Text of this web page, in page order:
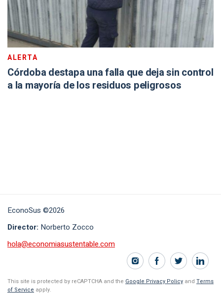
ALERTA
Córdoba destapa una falla que deja sin control
a la mayoría de los residuos peligrosos
EconoSus ©2026
Director: Norberto Zocco
hola@economiasustentable.com
This site is protected by reCAPTCHA and the Google Privacy Policy and Terms
of Service apply.